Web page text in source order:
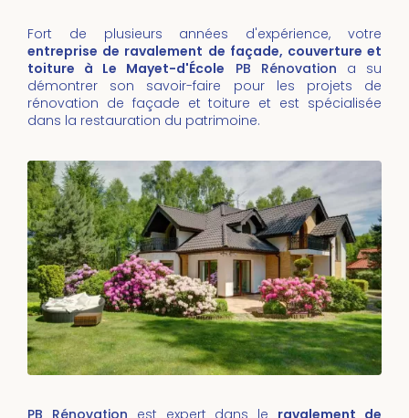
Fort de plusieurs années d'expérience, votre
entreprise de ravalement de façade, couverture et
toiture à Le Mayet-d'École
PB Rénovation a su
démontrer son savoir-faire pour les projets de
rénovation de façade et toiture et est spécialisée
dans la restauration du patrimoine.